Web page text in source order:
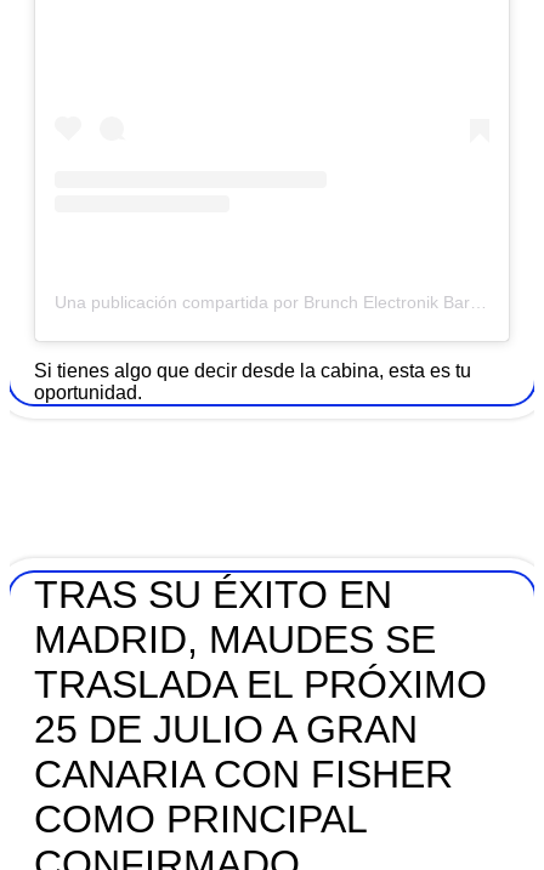
Si tienes algo que decir desde la cabina, esta es tu
oportunidad.
TRAS SU ÉXITO EN
MADRID, MAUDES SE
TRASLADA EL PRÓXIMO
25 DE JULIO A GRAN
CANARIA CON FISHER
COMO PRINCIPAL